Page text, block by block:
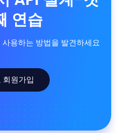
연습
용하는 방법을 발견하세요
회원가입